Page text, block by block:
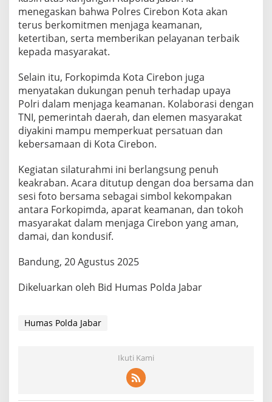
menegaskan bahwa Polres Cirebon Kota akan
terus berkomitmen menjaga keamanan,
ketertiban, serta memberikan pelayanan terbaik
kepada masyarakat.
Selain itu, Forkopimda Kota Cirebon juga
menyatakan dukungan penuh terhadap upaya
Polri dalam menjaga keamanan. Kolaborasi dengan
TNI, pemerintah daerah, dan elemen masyarakat
diyakini mampu memperkuat persatuan dan
kebersamaan di Kota Cirebon.
Kegiatan silaturahmi ini berlangsung penuh
keakraban. Acara ditutup dengan doa bersama dan
sesi foto bersama sebagai simbol kekompakan
antara Forkopimda, aparat keamanan, dan tokoh
masyarakat dalam menjaga Cirebon yang aman,
damai, dan kondusif.
Bandung, 20 Agustus 2025
Dikeluarkan oleh Bid Humas Polda Jabar
Humas Polda Jabar
Ikuti Kami